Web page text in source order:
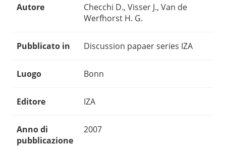
Autore
Checchi D., Visser J., Van de
Werfhorst H. G.
Pubblicato in Discussion papaer series IZA
Luogo Bonn
Editore IZA
Anno di
pubblicazione
2007